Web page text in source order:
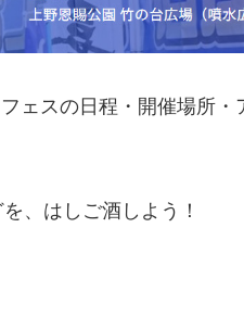
ェスの日程・開催場所・
、はしご酒しよう！